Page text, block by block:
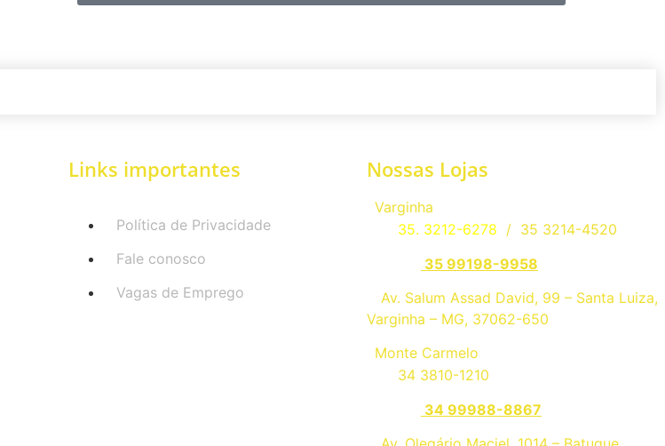
Links importantes
Política de Privacidade
Fale conosco
Vagas de Emprego
Nossas Lojas
Varginha
35. 3212-6278 / 35 3214-4520
35 99198-9958
Av. Salum Assad David, 99 – Santa Luiza,
Varginha – MG, 37062-650
Monte Carmelo
34 3810-1210
34 99988-8867